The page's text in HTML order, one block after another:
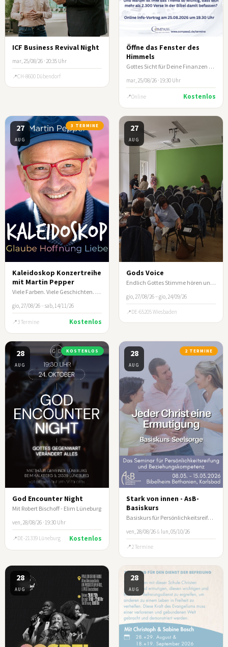
ICF Business Revival Night
mar, 25/08/26 · 20:35 Uhr
CH-8600 Dübendorf
Öffne das Fenster des
Himmels
Gottes Sicht für Deine Finanzen - Online-Infoabend COMPASS e.V.
mar, 25/08/26 · 19:30 Uhr
Online Kostenlos
27
AUG
3 TERMINE
Kaleidoskop Konzertreihe
mit Martin Pepper
Viele Farben. Viele Geschichten. Ein Abend, der berührt.
gio, 27/08/26 –sab, 14/11/26
3 Termine Kostenlos
27
AUG
Gods Voice
Endlich Gottes Stimme hören und nicht mehr spekulieren
gio, 27/08/26 – gio, 24/09/26
DE-65205 Wiesbaden
28
AUG
KOSTENLOS
God Encounter Night
Mit Robert Bischoff - Elim Lüneburg
ven, 28/08/26 · 19:30 Uhr
DE-21339 Lüneburg Kostenlos
28
AUG
2 TERMINE
Stark von innen - AsB-
Basiskurs
Basiskurs für Persönlichkeitsreifung und Beziehungskompetenz
ven, 28/08/26& lun, 05/10/26
2 Termine
28
AUG
28
AUG